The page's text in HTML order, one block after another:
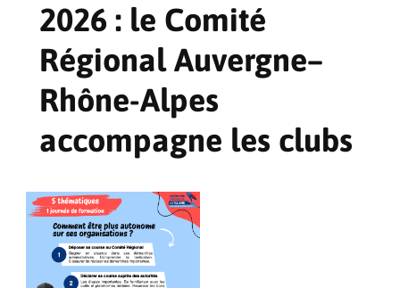
2026 : le Comité
Régional Auvergne–
Rhône-Alpes
accompagne les clubs